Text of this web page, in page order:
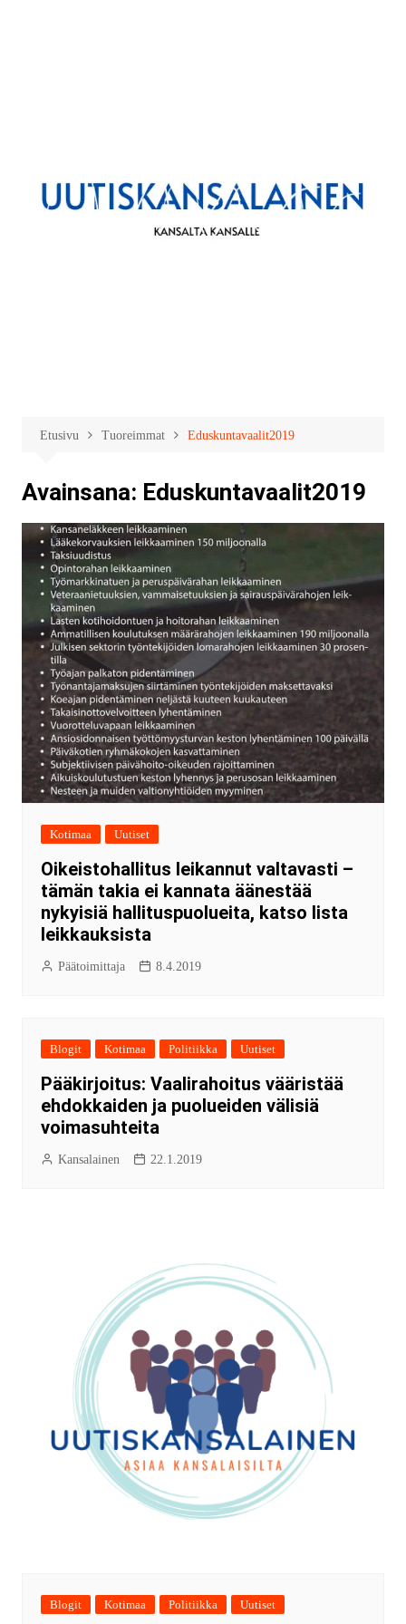
Etusivu Tuoreimmat Eduskuntavaalit2019
Avainsana: Eduskuntavaalit2019
Kotimaa Uutiset
Oikeistohallitus leikannut valtavasti –
tämän takia ei kannata äänestää
nykyisiä hallituspuolueita, katso lista
leikkauksista
Päätoimittaja 8.4.2019
Blogit Kotimaa Politiikka Uutiset
Pääkirjoitus: Vaalirahoitus vääristää
ehdokkaiden ja puolueiden välisiä
voimasuhteita
Kansalainen 22.1.2019
Blogit Kotimaa Politiikka Uutiset